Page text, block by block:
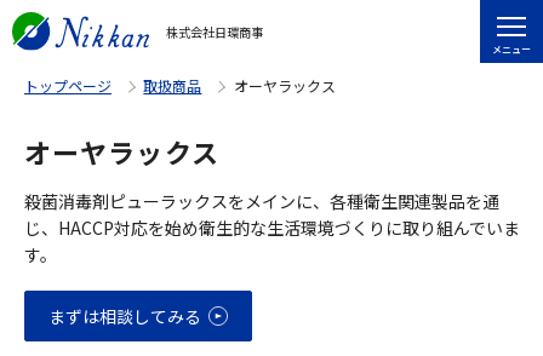
株式会社日環商事
メニュー
トップページ 取扱商品 オーヤラックス
オーヤラックス
殺菌消毒剤ピューラックスをメインに、各種衛生関連製品を通
じ、HACCP対応を始め衛生的な生活環境づくりに取り組んでいま
す。
まずは相談してみる